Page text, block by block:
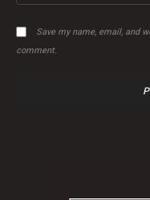
Save my name, email, and
comment.